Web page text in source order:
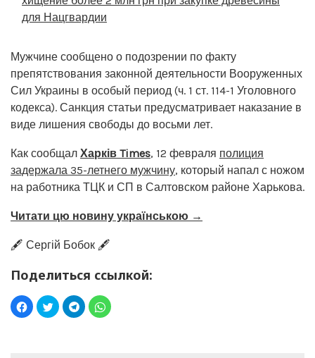
для Нацгвардии
Мужчине сообщено о подозрении по факту
препятствования законной деятельности Вооруженных
Сил Украины в особый период (ч. 1 ст. 114-1 Уголовного
кодекса). Санкция статьи предусматривает наказание в
виде лишения свободы до восьми лет.
Как сообщал Харків Times, 12 февраля полиция
задержала 35-летнего мужчину, который напал с ножом
на работника ТЦК и СП в Салтовском районе Харькова.
Читати цю новину українською →
🖋️ Сергій Бобок 🖋️
Поделиться ссылкой: